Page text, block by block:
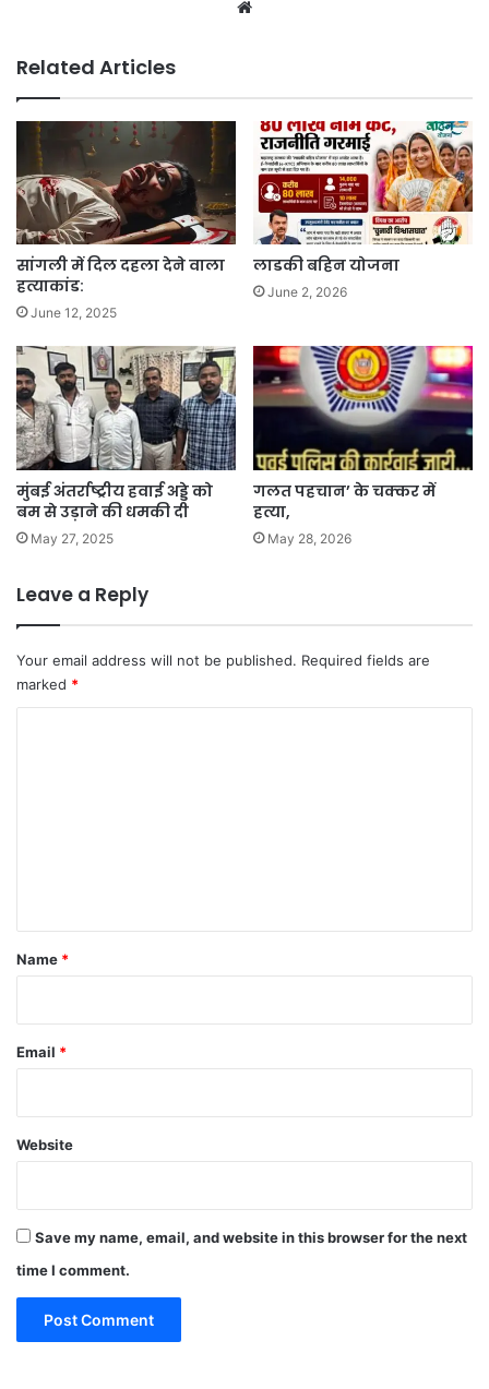
Related Articles
सांगली में दिल दहला देने वाला
हत्याकांड:
June 12, 2025
लाडकी बहिन योजना
June 2, 2026
मुंबई अंतर्राष्ट्रीय हवाई अड्डे को
बम से उड़ाने की धमकी दी
May 27, 2025
गलत पहचान’ के चक्कर में
हत्या,
May 28, 2026
Leave a Reply
Your email address will not be published. Required fields are
marked *
*
Name *
Email *
Website
Save my name, email, and website in this browser for the next
time I comment.